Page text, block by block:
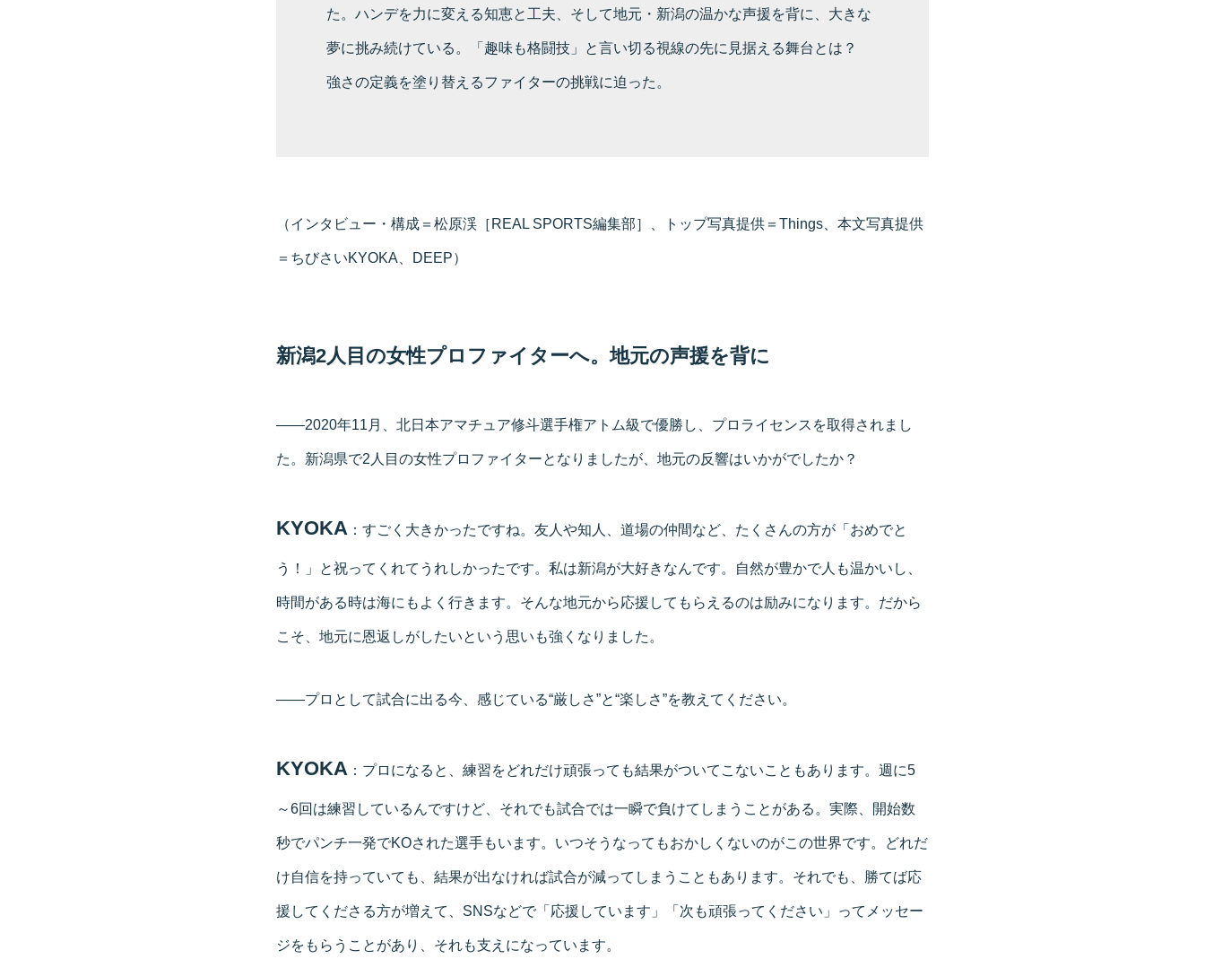
た。ハンデを力に変える知恵と工夫、そして地元・新潟の温かな声援を背に、大きな
夢に挑み続けている。「趣味も格闘技」と言い切る視線の先に見据える舞台とは？
強さの定義を塗り替えるファイターの挑戦に迫った。
（インタビュー・構成＝松原渓［REAL SPORTS編集部］、トップ写真提供＝Things、本文写真提供
＝ちびさいKYOKA、DEEP）
新潟2人目の女性プロファイターへ。地元の声援を背に
――2020年11月、北日本アマチュア修斗選手権アトム級で優勝し、プロライセンスを取得されまし
た。新潟県で2人目の女性プロファイターとなりましたが、地元の反響はいかがでしたか？
KYOKA ：すごく大きかったですね。友人や知人、道場の仲間など、たくさんの方が「おめでと
う！」と祝ってくれてうれしかったです。私は新潟が大好きなんです。自然が豊かで人も温かいし、
時間がある時は海にもよく行きます。そんな地元から応援してもらえるのは励みになります。だから
こそ、地元に恩返しがしたいという思いも強くなりました。
――プロとして試合に出る今、感じている“厳しさ”と“楽しさ”を教えてください。
KYOKA ：プロになると、練習をどれだけ頑張っても結果がついてこないこともあります。週に5
～6回は練習しているんですけど、それでも試合では一瞬で負けてしまうことがある。実際、開始数
秒でパンチ一発でKOされた選手もいます。いつそうなってもおかしくないのがこの世界です。どれだ
け自信を持っていても、結果が出なければ試合が減ってしまうこともあります。それでも、勝てば応
援してくださる方が増えて、SNSなどで「応援しています」「次も頑張ってください」ってメッセー
ジをもらうことがあり、それも支えになっています。